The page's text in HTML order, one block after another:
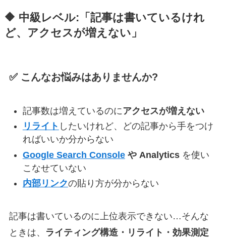
🔶 中級レベル:「記事は書いているけれ
ど、アクセスが増えない」
✅ こんなお悩みはありませんか?
記事数は増えているのにアクセスが増えない
リライト したいけれど、どの記事から手をつけ
ればいいか分からない
Google Search Consoleや Analyticsを使い
こなせていない
内部リンクの貼り方が分からない
記事は書いているのに上位表示できない…そんな
ときは、
ライティング構造・リライト・効果測定